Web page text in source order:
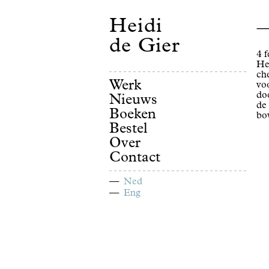
Heidi
de Gier
Werk
Nieuws
Boeken
Bestel
Over
Contact
Ned
Eng
4
de